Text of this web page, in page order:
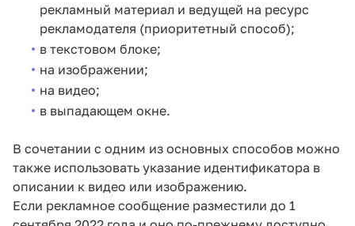
рекламный материал и ведущей на ресурс
рекламодателя (приоритетный способ);
в текстовом блоке;
на изображении;
на видео;
в выпадающем окне.
В сочетании с одним из основных способов можно
также использовать указание идентификатора в
описании к видео или изображению.
Если рекламное сообщение разместили до 1